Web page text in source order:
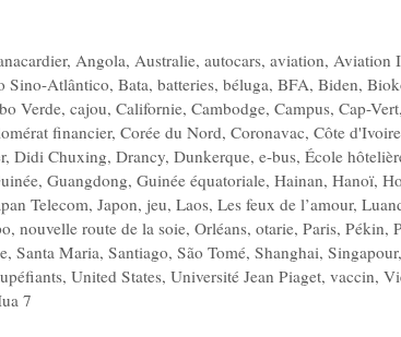
,Angola,Australie,autocars,aviation,Aviation
Sino-Atlântico, Bata, batteries, béluga, BFA, Biden,
Verde, cajou, Californie, Cambodge, Campus, Cap-Vert,
financier, Corée du Nord, Coronavac, Côte d'Ivoire
, Didi Chuxing, Drancy, Dunkerque, e-bus, École
, Guangdong, Guinée équatoriale, Hainan, Hanoï,
Telecom, Japon, jeu, Laos, Les feux de l’amour,
, nouvelle route de la soie, Orléans, otarie, Paris, Pékin,
, Santa Maria, Santiago, São Tomé, Shanghai, Singapour,
, United States, Université Jean Piaget, vaccin,
7